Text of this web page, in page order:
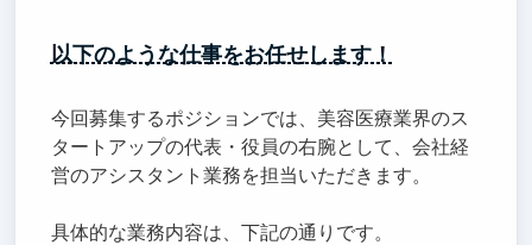
以下のような仕事をお任せします！
今回募集するポジションでは、美容医療業界のス
タートアップの代表・役員の右腕として、会社経
営のアシスタント業務を担当いただきます。
具体的な業務内容は、下記の通りです。